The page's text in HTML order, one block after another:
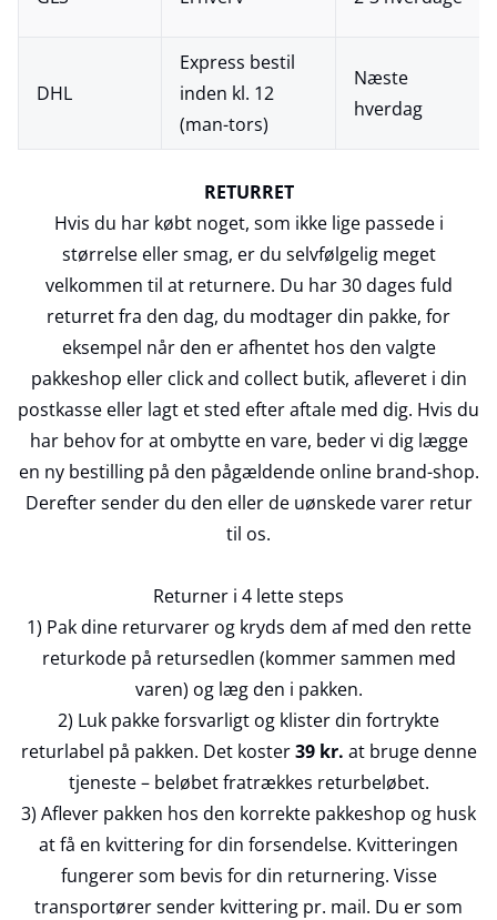
DHL
Express bestil
inden kl. 12
(man-tors)
Næste
hverdag
RETURRET
Hvis du har købt noget, som ikke lige passede i
størrelse eller smag, er du selvfølgelig meget
velkommen til at returnere. Du har 30 dages fuld
returret fra den dag, du modtager din pakke, for
eksempel når den er afhentet hos den valgte
pakkeshop eller click and collect butik, afleveret i din
postkasse eller lagt et sted efter aftale med dig. Hvis du
har behov for at ombytte en vare, beder vi dig lægge
en ny bestilling på den pågældende online brand-shop.
Derefter sender du den eller de uønskede varer retur
til os.
Returner i 4 lette steps
1) Pak dine returvarer og kryds dem af med den rette
returkode på retursedlen (kommer sammen med
varen) og læg den i pakken.
2) Luk pakke forsvarligt og klister din fortrykte
returlabel på pakken. Det koster39 kr. at bruge denne
tjeneste – beløbet fratrækkes returbeløbet.
3) Aflever pakken hos den korrekte pakkeshop og husk
at få en kvittering for din forsendelse. Kvitteringen
fungerer som bevis for din returnering. Visse
transportører sender kvittering pr. mail. Du er som